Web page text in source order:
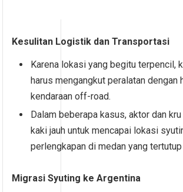
Kesulitan Logistik dan Transportasi
Karena lokasi yang begitu terpencil,
harus mengangkut peralatan dengan
kendaraan off-road.
Dalam beberapa kasus, aktor dan
kaki jauh untuk mencapai lokasi
perlengkapan di medan yang
Migrasi Syuting ke Argentina